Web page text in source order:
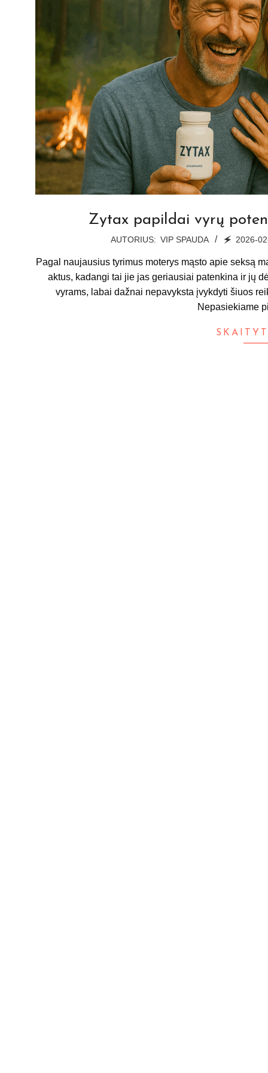
Zytax papildai vyrų
28
AUTORIUS: VIP SPAUDA 🗲 2026-
Pagal naujausius tyrimus moterys mąsto apie seksą
aktus, kadangi tai jie jas geriausiai patenkina ir jų
vyrams, labai dažnai nepavyksta įvykdyti šiuos
Nepasiekiame